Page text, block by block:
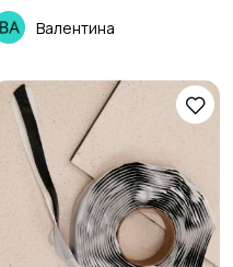
Валентина